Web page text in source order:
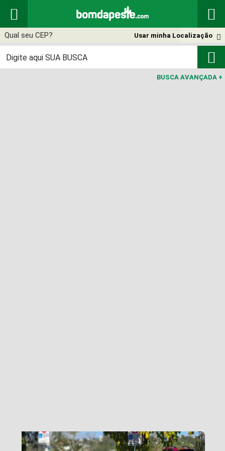
 

Usar minha Localização

BUSCA AVANÇADA +